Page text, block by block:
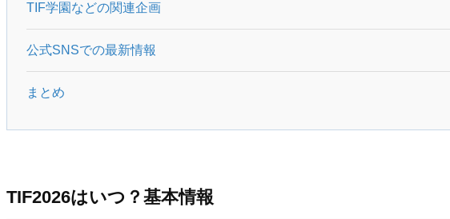
TIF学園などの関連企画
公式SNSでの最新情報
まとめ
TIF2026はいつ？基本情報